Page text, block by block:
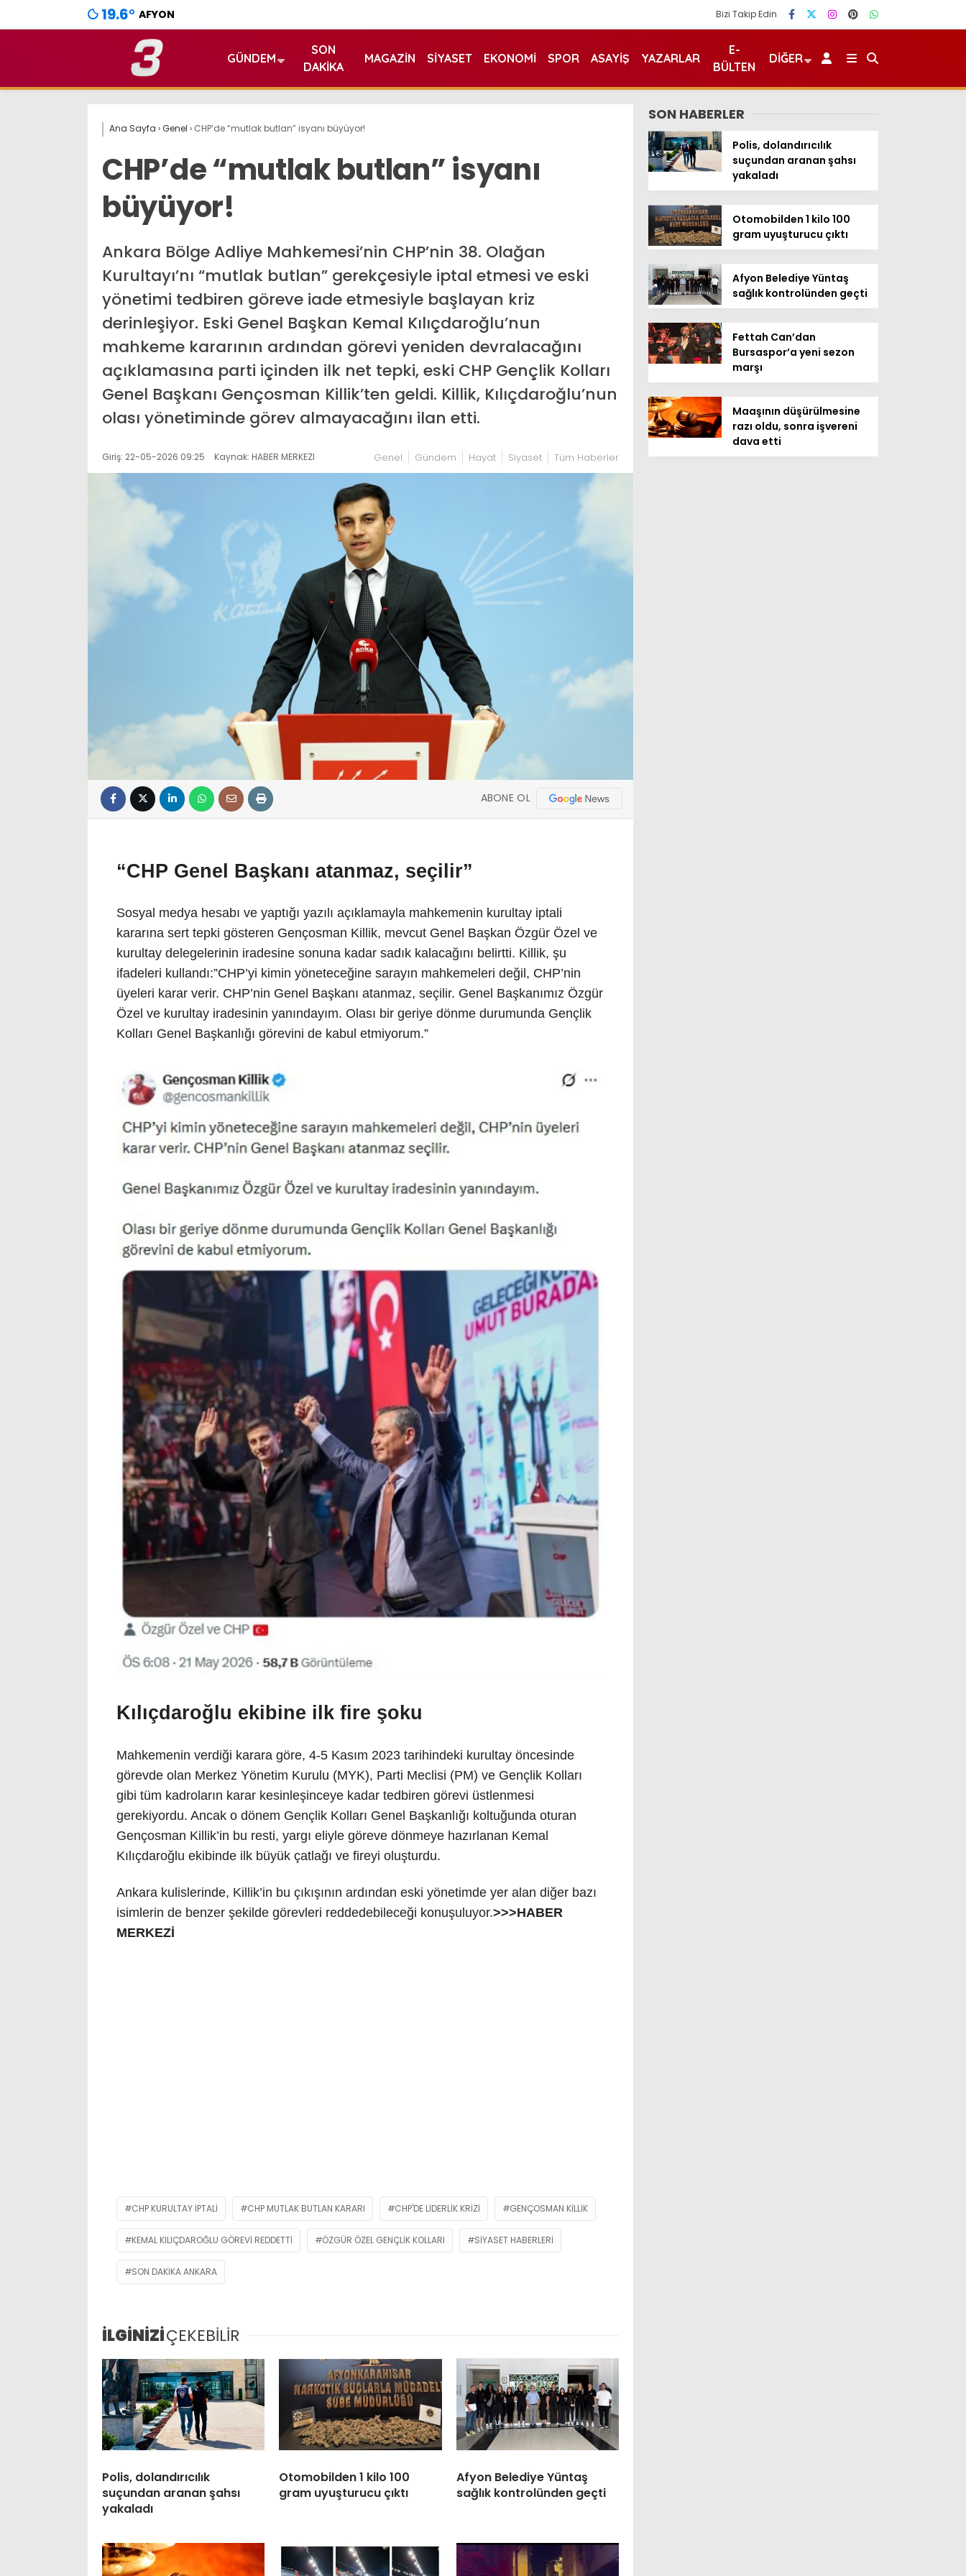
19.6° AFYON Bizi Takip Edin
GÜNDEM
SON
DAKIKA
MAGAZIN SIYASET EKONOMI SPOR ASAYIŞ YAZARLAR
E-
BÜLTEN
DIĞER
Ana Sayfa ›Genel › CHP’de “mutlak butlan” isyanı büyüyor!
CHP’de “mutlak butlan” isyanı
büyüyor!
Ankara Bölge Adliye Mahkemesi’nin CHP’nin 38. Olağan
Kurultayı’nı “mutlak butlan” gerekçesiyle iptal etmesi ve eski
yönetimi tedbiren göreve iade etmesiyle başlayan kriz
derinleşiyor. Eski Genel Başkan Kemal Kılıçdaroğlu’nun
mahkeme kararının ardından görevi yeniden devralacağını
açıklamasına parti içinden ilk net tepki, eski CHP Gençlik Kolları
Genel Başkanı Gençosman Killik’ten geldi. Killik, Kılıçdaroğlu’nun
olası yönetiminde görev almayacağını ilan etti.
Giriş: 22-05-2026 09:25 Kaynak: HABER MERKEZI Genel Gündem Hayat Siyaset Tüm Haberler
ABONE OL
“CHP Genel Başkanı atanmaz, seçilir”
Sosyal medya hesabı ve yaptığı yazılı açıklamayla mahkemenin kurultay iptali
kararına sert tepki gösteren Gençosman Killik, mevcut Genel Başkan Özgür Özel ve
kurultay delegelerinin iradesine sonuna kadar sadık kalacağını belirtti. Killik, şu
ifadeleri kullandı:”CHP’yi kimin yöneteceğine sarayın mahkemeleri değil, CHP’nin
üyeleri karar verir. CHP’nin Genel Başkanı atanmaz, seçilir. Genel Başkanımız Özgür
Özel ve kurultay iradesinin yanındayım. Olası bir geriye dönme durumunda Gençlik
Kolları Genel Başkanlığı görevini de kabul etmiyorum.”
Kılıçdaroğlu ekibine ilk fire şoku
Mahkemenin verdiği karara göre, 4-5 Kasım 2023 tarihindeki kurultay öncesinde
görevde olan Merkez Yönetim Kurulu (MYK), Parti Meclisi (PM) ve Gençlik Kolları
gibi tüm kadroların karar kesinleşinceye kadar tedbiren görevi üstlenmesi
gerekiyordu. Ancak o dönem Gençlik Kolları Genel Başkanlığı koltuğunda oturan
Gençosman Killik’in bu resti, yargı eliyle göreve dönmeye hazırlanan Kemal
Kılıçdaroğlu ekibinde ilk büyük çatlağı ve fireyi oluşturdu.
Ankara kulislerinde, Killik’in bu çıkışının ardından eski yönetimde yer alan diğer bazı
isimlerin de benzer şekilde görevleri reddedebileceği konuşuluyor.>>>HABER
MERKEZİ
CHP KURULTAY IPTALI CHP MUTLAK BUTLAN KARARI CHP'DE LIDERLIK KRIZI GENÇOSMAN KILLIK
KEMAL KILIÇDAROĞLU GÖREVI REDDETTI ÖZGÜR ÖZEL GENÇLIK KOLLARI SIYASET HABERLERI
SON DAKIKA ANKARA
İLGİNİZİÇEKEBİLİR
Polis, dolandırıcılık
suçundan aranan şahsı
yakaladı
Otomobilden 1 kilo 100
gram uyuşturucu çıktı
Afyon Belediye Yüntaş
sağlık kontrolünden geçti
SON HABERLER
Polis, dolandırıcılık
suçundan aranan şahsı
yakaladı
Otomobilden 1 kilo 100
gram uyuşturucu çıktı
Afyon Belediye Yüntaş
sağlık kontrolünden geçti
Fettah Can’dan
Bursaspor’a yeni sezon
marşı
Maaşının düşürülmesine
razı oldu, sonra işvereni
dava etti